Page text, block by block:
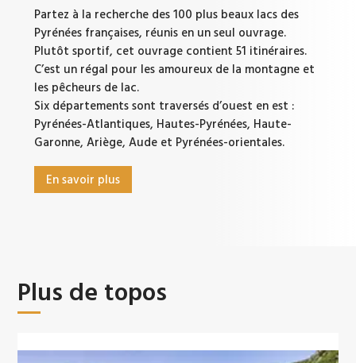
Partez à la recherche des 100 plus beaux lacs des
Pyrénées françaises, réunis en un seul ouvrage.
Plutôt sportif, cet ouvrage contient 51 itinéraires.
C’est un régal pour les amoureux de la montagne et
les pêcheurs de lac.
Six départements sont traversés d’ouest en est :
Pyrénées-Atlantiques, Hautes-Pyrénées, Haute-
Garonne, Ariège, Aude et Pyrénées-orientales.
En savoir plus
Plus de topos